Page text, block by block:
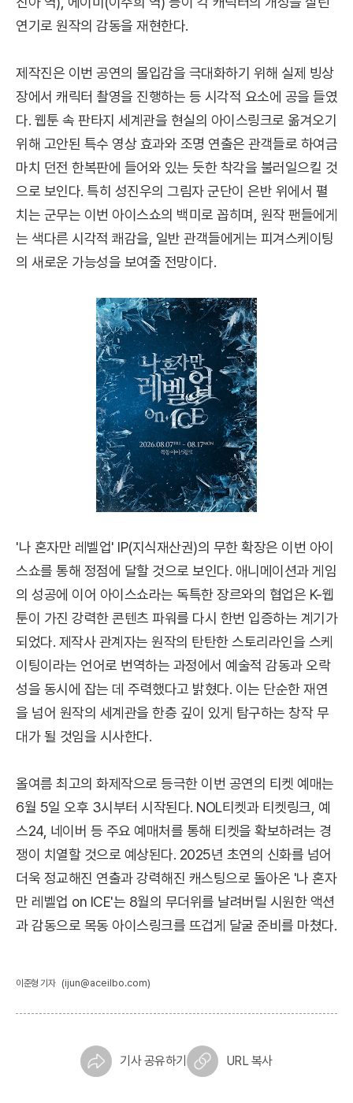
연기로 원작의 감동을 재현한다.
제작진은 이번 공연의 몰입감을 극대화하기 위해 실제 빙상
장에서 캐릭터 촬영을 진행하는 등 시각적 요소에 공을 들였
다. 웹툰 속 판타지 세계관을 현실의 아이스링크로 옮겨오기
위해 고안된 특수 영상 효과와 조명 연출은 관객들로 하여금
마치 던전 한복판에 들어와 있는 듯한 착각을 불러일으킬 것
으로 보인다. 특히 성진우의 그림자 군단이 은반 위에서 펼
치는 군무는 이번 아이스쇼의 백미로 꼽히며, 원작 팬들에게
는 색다른 시각적 쾌감을, 일반 관객들에게는 피겨스케이팅
의 새로운 가능성을 보여줄 전망이다.
'나 혼자만 레벨업' IP(지식재산권)의 무한 확장은 이번 아이
스쇼를 통해 정점에 달할 것으로 보인다. 애니메이션과 게임
의 성공에 이어 아이스쇼라는 독특한 장르와의 협업은 K-웹
툰이 가진 강력한 콘텐츠 파워를 다시 한번 입증하는 계기가
되었다. 제작사 관계자는 원작의 탄탄한 스토리라인을 스케
이팅이라는 언어로 번역하는 과정에서 예술적 감동과 오락
성을 동시에 잡는 데 주력했다고 밝혔다. 이는 단순한 재연
을 넘어 원작의 세계관을 한층 깊이 있게 탐구하는 창작 무
대가 될 것임을 시사한다.
올여름 최고의 화제작으로 등극한 이번 공연의 티켓 예매는
6월 5일 오후 3시부터 시작된다. NOL티켓과 티켓링크, 예
스24, 네이버 등 주요 예매처를 통해 티켓을 확보하려는 경
쟁이 치열할 것으로 예상된다. 2025년 초연의 신화를 넘어
더욱 정교해진 연출과 강력해진 캐스팅으로 돌아온 '나 혼자
만 레벨업 on ICE'는 8월의 무더위를 날려버릴 시원한 액션
과 감동으로 목동 아이스링크를 뜨겁게 달굴 준비를 마쳤다.
이준형 기자 (ijun@aceilbo.com)
기사 공유하기 URL 복사